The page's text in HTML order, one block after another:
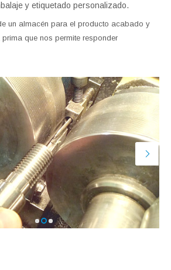
y etiquetado personalizado.
un almacén para el producto acabado y
que nos permite responder